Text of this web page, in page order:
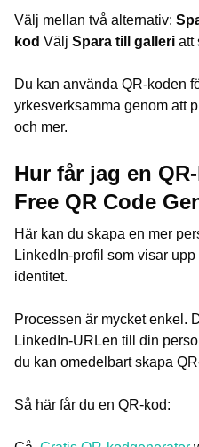
Välj mellan två alternativ:
kod Välj Spara till galleri att
Du kan använda QR-koden
yrkesverksamma genom att
och mer.
Hur får jag en
Free QR Code
Här kan du skapa en mer
LinkedIn-profil som visar
identitet.
Processen är mycket enkel.
LinkedIn-URLen till din
du kan omedelbart skapa
Så här får du en QR-kod: